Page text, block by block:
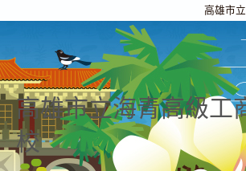
高雄市
高雄市立海青高級工
校